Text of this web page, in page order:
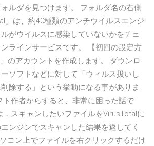
ルダを見つけます。 フォルダ名の右側
」は、約40種類のアンチウイルスエンジ
がウイルスに感染していないかをチェ
ラインサービスです。 【初回の設定方
のアカウントを作成します。 ダウンロ
ソフトなどに対して「ウィルス扱いし
除する」という挙動になる事がありま
作者からすると、非常に困った話で
スキャンしたいファイルをVirusTotalに
ンジンでスキャンした結果を返してく
コン上でファイルを右クリックするだけ